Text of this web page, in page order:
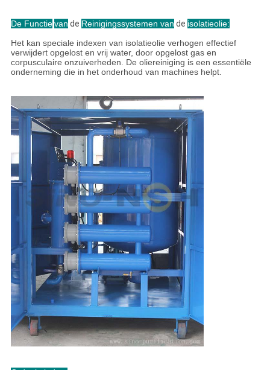
De Functievan de Reinigingssystemen van de isolatieolie:
Het kan speciale indexen van isolatieolie verhogen effectief
verwijdert opgelost en vrij water, door opgelost gas en
corpusculaire onzuiverheden. De oliereiniging is een essentiële
onderneming die in het onderhoud van machines helpt.